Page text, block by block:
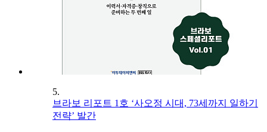
5.
브라보 리포트 1호 ‘사오정 시대, 73세까지 일하기
전략’ 발간